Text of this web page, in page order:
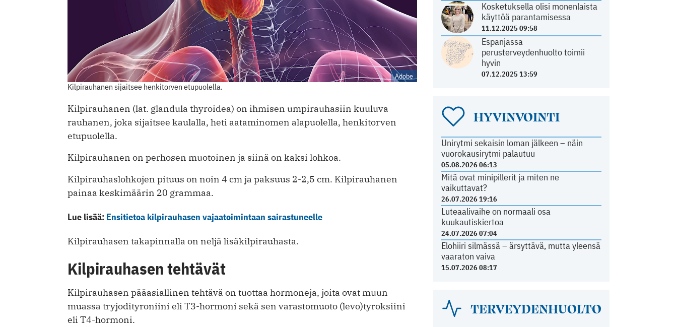
Kosketuksella olisi monenlaista
käyttöä parantamisessa
11.12.2025 09:58
Espanjassa
perusterveydenhuolto toimii
hyvin
07.12.2025 13:59
HYVINVOINTI
Unirytmi sekaisin loman jälkeen – näin
vuorokausirytmi palautuu
05.08.2026 06:13
Mitä ovat minipillerit ja miten ne
vaikuttavat?
26.07.2026 19:16
Luteaalivaihe on normaali osa
kuukautiskiertoa
24.07.2026 07:04
Elohiiri silmässä – ärsyttävä, mutta yleensä
vaaraton vaiva
15.07.2026 08:17
TERVEYDENHUOLTO
Adobe
Kilpirauhanen sijaitsee henkitorven etupuolella.
Kilpirauhanen (lat. glandula thyroidea) on ihmisen umpirauhasiin kuuluva
rauhanen, joka sijaitsee kaulalla, heti aataminomen alapuolella, henkitorven
etupuolella.
Kilpirauhanen on perhosen muotoinen ja siinä on kaksi lohkoa.
Kilpirauhaslohkojen pituus on noin 4 cm ja paksuus 2-2,5 cm. Kilpirauhanen
painaa keskimäärin 20 grammaa.
Lue lisää: Ensitietoa kilpirauhasen vajaatoimintaan sairastuneelle
Kilpirauhasen takapinnalla on neljä lisäkilpirauhasta.
Kilpirauhasen tehtävät
Kilpirauhasen pääasiallinen tehtävä on tuottaa hormoneja, joita ovat muun
muassa tryjodityroniini eli T3-hormoni sekä sen varastomuoto (levo)tyroksiini
eli T4-hormoni.